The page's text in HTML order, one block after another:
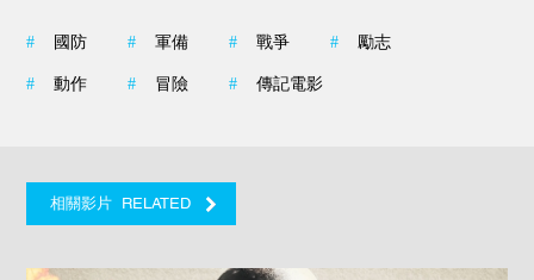
# 國防 # 軍備 # 戰爭 # 勵志
# 動作 # 冒險 # 傳記電影
相關影片 RELATED